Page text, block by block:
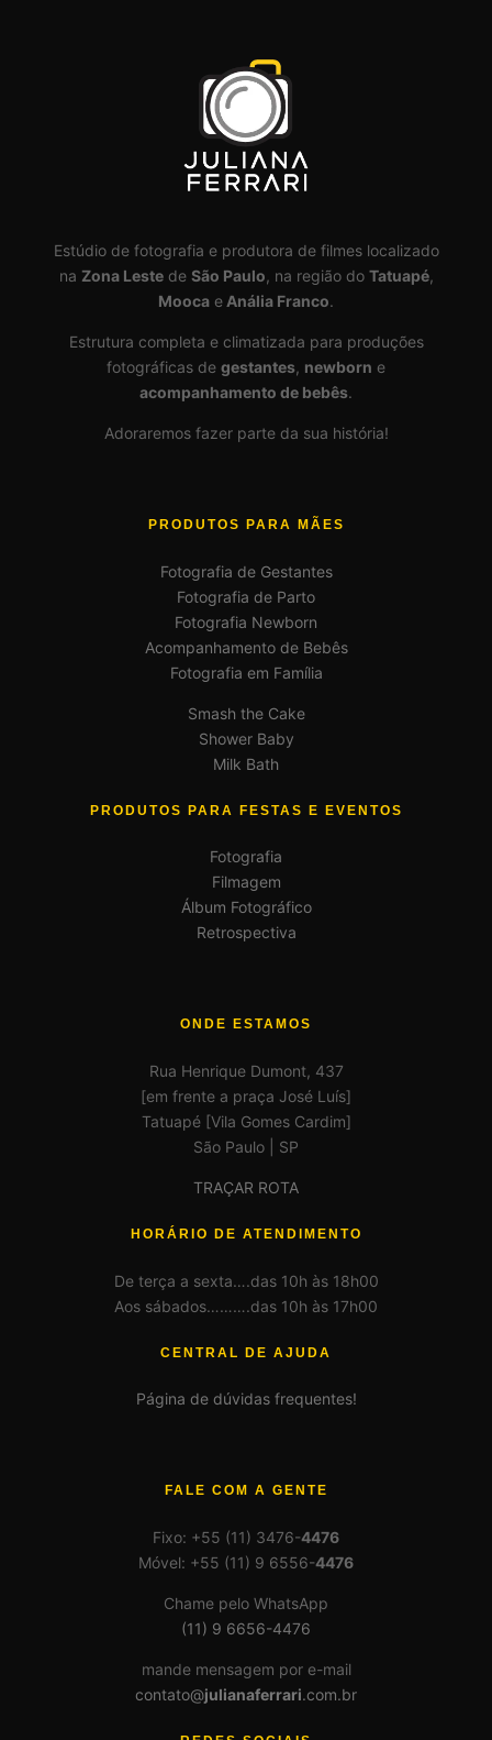
Estúdio de fotografia e produtora de filmes localizado
na Zona Lestede São Paulo, na região do Tatuapé,
Mooca e Anália Franco.
Estrutura completa e climatizada para produções
fotográficas de gestantes, newborn e
acompanhamento de bebês.
Adoraremos fazer parte da sua história!
PRODUTOS PARA MÃES
Fotografia de Gestantes
Fotografia de Parto
Fotografia Newborn
Acompanhamento de Bebês
Fotografia em Família
Smash the Cake
Shower Baby
Milk Bath
PRODUTOS PARA FESTAS E EVENTOS
Fotografia
Filmagem
Álbum Fotográfico
Retrospectiva
ONDE ESTAMOS
Rua Henrique Dumont, 437
[em frente a praça José Luís]
Tatuapé [Vila Gomes Cardim]
São Paulo | SP
TRAÇAR ROTA
HORÁRIO DE ATENDIMENTO
De terça a sexta….das 10h às 18h00
Aos sábados……….das 10h às 17h00
CENTRAL DE AJUDA
Página de dúvidas frequentes!
FALE COM A GENTE
Fixo: +55 (11) 3476-4476
Móvel: +55 (11) 9 6556-4476
Chame pelo WhatsApp
(11) 9 6656-4476
mande mensagem por e-mail
contato@julianaferrari.com.br